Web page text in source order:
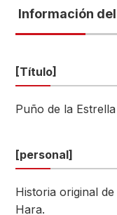
Información
[Título]
Puño de la
[personal]
Historia original
Hara.